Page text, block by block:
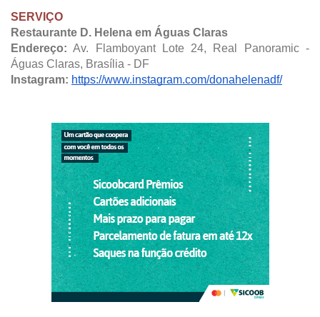
SERVIÇO
Restaurante D. Helena em Águas Claras
Endereço: Av. Flamboyant Lote 24, Real Panoramic -
Águas Claras, Brasília - DF
Instagram: https://www.instagram.com/donahelenadf/